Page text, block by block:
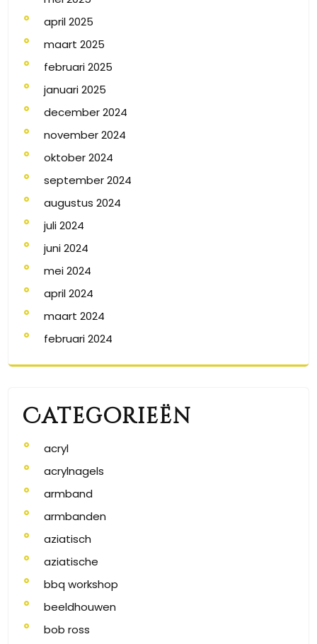
april 2025
maart 2025
februari 2025
januari 2025
december 2024
november 2024
oktober 2024
september 2024
augustus 2024
juli 2024
juni 2024
mei 2024
april 2024
maart 2024
februari 2024
Categorieën
acryl
acrylnagels
armband
armbanden
aziatisch
aziatische
bbq workshop
beeldhouwen
bob ross